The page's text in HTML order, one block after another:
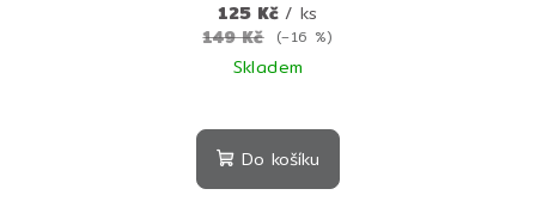
mladistvější pleť
125 Kč/ ks
149 Kč (–16 %)
Skladem
Do košíku